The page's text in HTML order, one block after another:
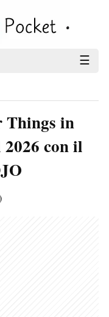
☰
Things in
con il